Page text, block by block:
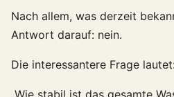
Nach allem, was derzeit
Antwort darauf: nein.
Die interessantere Frage
„Wie stabil ist das gesamte